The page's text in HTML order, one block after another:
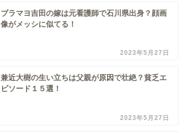
ブラマヨ吉田の嫁は元看護師で石川県出身？顔画
像がメッシに似てる！
2023年5月27日
兼近大樹の生い立ちは父親が原因で壮絶？貧乏エ
ピソード１５選！
2023年5月27日